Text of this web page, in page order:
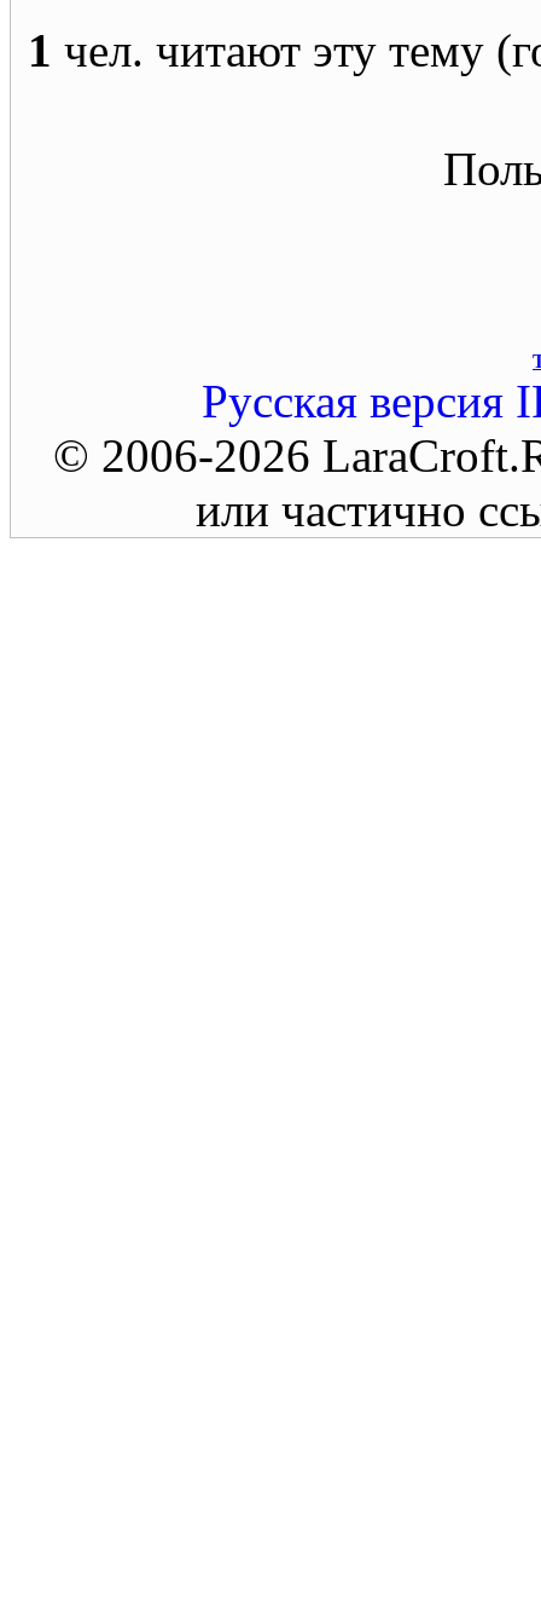
1 чел. читают эту тему
Русская версия
© 2006-2026
или частично